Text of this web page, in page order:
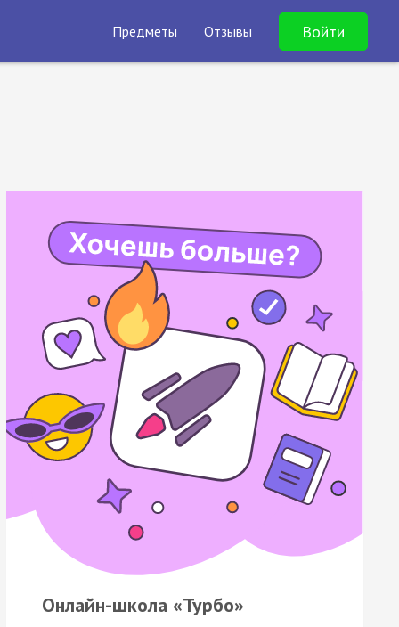
Предметы Отзывы Войти
Онлайн-школа «Турбо»